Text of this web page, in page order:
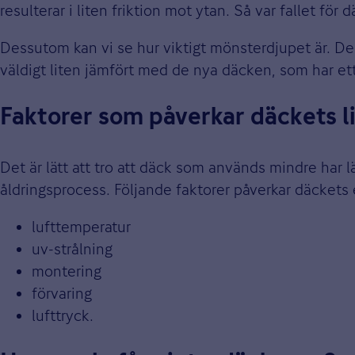
resulterar i liten friktion mot ytan. Så var fallet för
Dessutom kan vi se hur viktigt mönsterdjupet är.
väldigt liten jämfört med de nya däcken, som har
Faktorer som påverkar däckets
Det är lätt att tro att däck som används mindre har
åldringsprocess. Följande faktorer påverkar däckets
lufttemperatur
uv-strålning
montering
förvaring
lufttryck.